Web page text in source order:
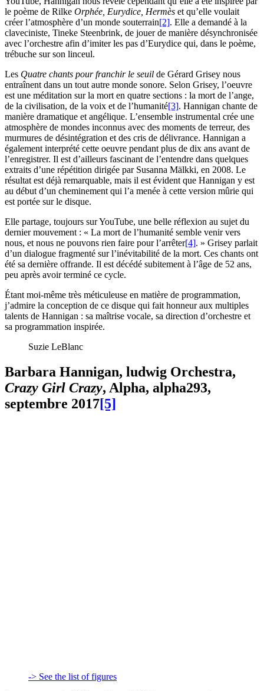
le poème de Rilke Orphée, Eurydice, Hermès et qu’elle voulait
créer l’atmosphère d’un monde souterrain[2]. Elle a demandé à la
claveciniste, Tineke Steenbrink, de jouer de manière désynchronisée
avec l’orchestre afin d’imiter les pas d’Eurydice qui, dans le poème,
trébuche sur son linceul.
Les Quatre chants pour franchir le seuil de Gérard Grisey nous
entraînent dans un tout autre monde sonore. Selon Grisey, l’oeuvre
est une méditation sur la mort en quatre sections : la mort de l’ange,
de la civilisation, de la voix et de l’humanité[3]. Hannigan chante de
manière dramatique et angélique. L’ensemble instrumental crée une
atmosphère de mondes inconnus avec des moments de terreur, des
murmures de désintégration et des cris de délivrance. Hannigan a
également interprété cette oeuvre pendant plus de dix ans avant de
l’enregistrer. Il est d’ailleurs fascinant de l’entendre dans quelques
extraits d’une répétition dirigée par Susanna Mälkki, en 2008. Le
résultat est déjà remarquable, mais il est évident que Hannigan y est
au début d’un cheminement qui l’a menée à cette version mûrie qui
est portée sur le disque.
Elle partage, toujours sur YouTube, une belle réflexion au sujet du
dernier mouvement : « La mort de l’humanité semble venir vers
nous, et nous ne pouvons rien faire pour l’arrêter[4]. » Grisey parlait
d’un dialogue fragmenté sur l’inévitabilité de la mort. Ces chants ont
été sa dernière offrande. Il est décédé subitement à l’âge de 52 ans,
peu après avoir terminé ce cycle.
Étant moi-même très méticuleuse en matière de programmation,
j’admire la conception de ce disque qui fait honneur aux multiples
talents de Hannigan : sa maîtrise vocale, sa direction d’orchestre et
sa programmation inspirée.
Suzie LeBlanc
Barbara Hannigan, ludwig Orchestra,
Crazy Girl Crazy, Alpha, alpha293,
septembre 2017[5]
-> See the list of figures